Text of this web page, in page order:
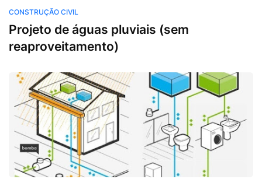
CONSTRUÇÃO CIVIL
Projeto de águas pluviais (sem
reaproveitamento)